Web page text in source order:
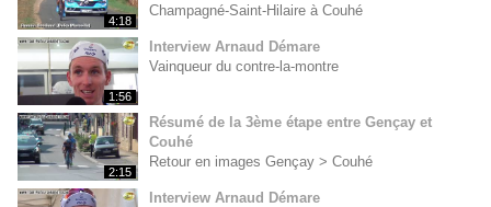
4:18
Champagné-Saint-Hilaire à Couhé
1:56
Interview Arnaud Démare
Vainqueur du contre-la-montre
2:15
Résumé de la 3ème étape entre Gençay et
Couhé
Retour en images Gençay > Couhé
Interview Arnaud Démare